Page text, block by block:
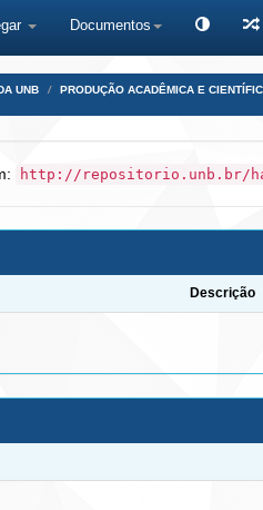
Documentos
UNB PRODUÇÃO ACADÊMICA E
http://repositorio.unb.br/
Descrição